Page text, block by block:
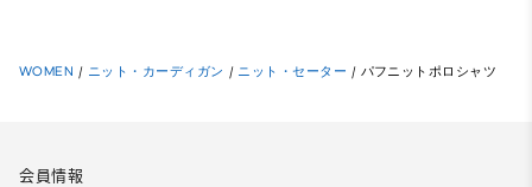
WOMEN / ニット・カーディガン / ニット・セーター / パフニットポロシャツ
会員情報